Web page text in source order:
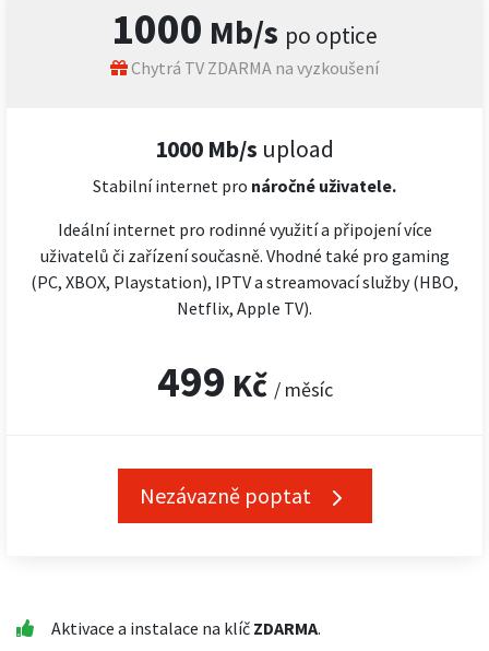
1000 Mb/s po optice
Chytrá TV ZDARMA na vyzkoušení
1000 Mb/s upload
Stabilní internet pro náročné uživatele.
Ideální internet pro rodinné využití a připojení více
uživatelů či zařízení současně. Vhodné také pro gaming
(PC, XBOX, Playstation), IPTV a streamovací služby (HBO,
Netflix, Apple TV).
499 Kč / měsíc
Nezávazně poptat
Aktivace a instalace na klíč ZDARMA.